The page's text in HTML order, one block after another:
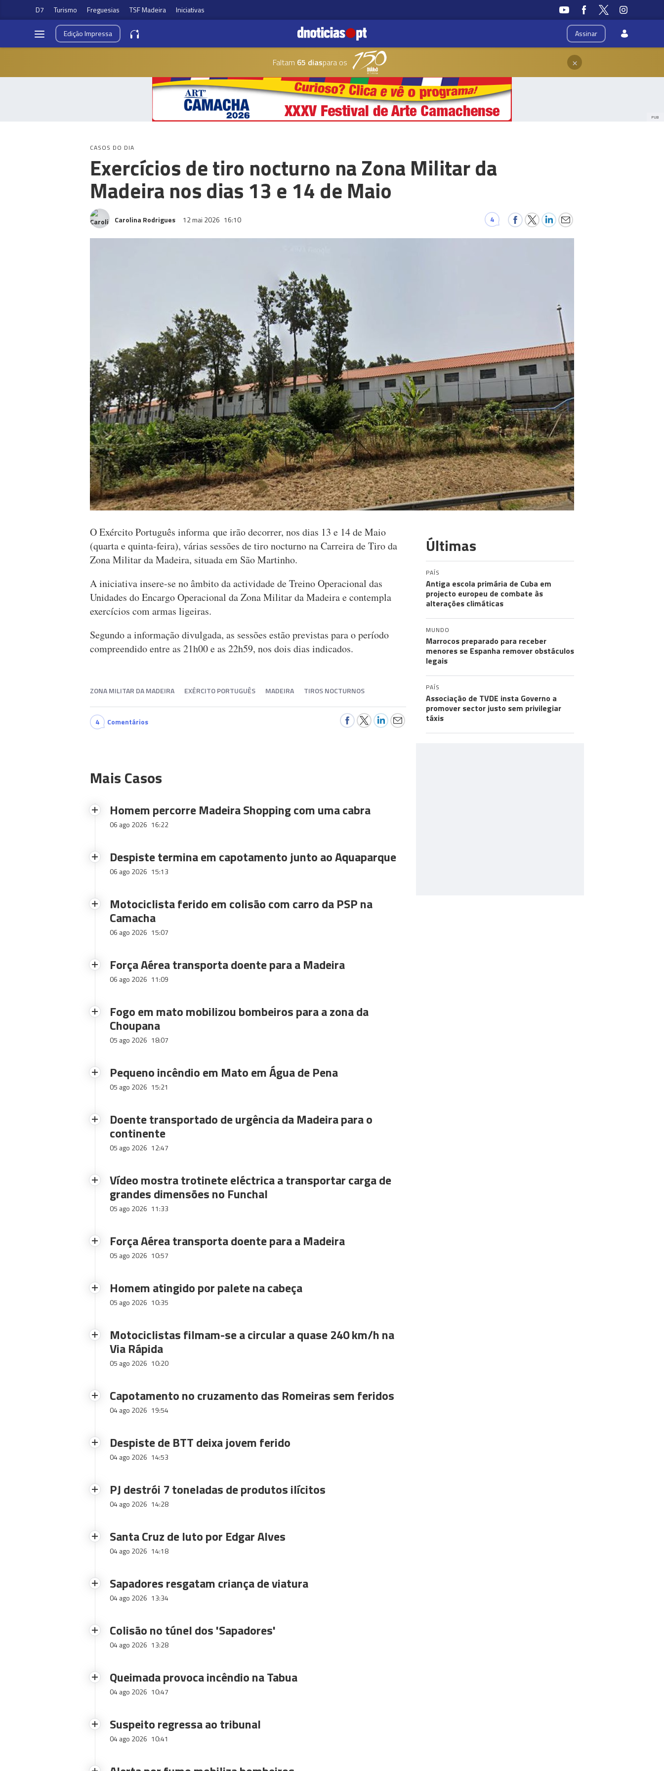
D7 Turismo Freguesias TSF Madeira Iniciativas
Assinar
EdiçãoImpressa
Faltam 65 diaspara os ×
PUB
CASOS DO DIA
Exercícios de tiro nocturno na Zona Militar da
Madeira nos dias 13 e 14 de Maio
Carolina Rodrigues 12 mai 2026 16:10 4
O Exército Português informa que irão decorrer, nos dias 13 e 14 de Maio
(quarta e quinta-feira), várias sessões de tiro nocturno na Carreira de Tiro da
Zona Militar da Madeira, situada em São Martinho.
A iniciativa insere-se no âmbito da actividade de Treino Operacional das
Unidades do Encargo Operacional da Zona Militar da Madeira e contempla
exercícios com armas ligeiras.
Segundo a informação divulgada, as sessões estão previstas para o período
compreendido entre as 21h00 e as 22h59, nos dois dias indicados.
ZONA MILITAR DA MADEIRA EXÉRCITO PORTUGUÊS MADEIRA TIROS NOCTURNOS
4 Comentários
Mais Casos
Homem percorre Madeira Shopping com uma cabra
06 ago 2026 16:22
Despiste termina em capotamento junto ao Aquaparque
06 ago 2026 15:13
Motociclista ferido em colisão com carro da PSP na
Camacha
06 ago 2026 15:07
Força Aérea transporta doente para a Madeira
06 ago 2026 11:09
Fogo em mato mobilizou bombeiros para a zona da
Choupana
05 ago 2026 18:07
Pequeno incêndio em Mato em Água de Pena
05 ago 2026 15:21
Doente transportado de urgência da Madeira para o
continente
05 ago 2026 12:47
Vídeo mostra trotinete eléctrica a transportar carga de
grandes dimensões no Funchal
05 ago 2026 11:33
Força Aérea transporta doente para a Madeira
05 ago 2026 10:57
Homem atingido por palete na cabeça
05 ago 2026 10:35
Motociclistas filmam-se a circular a quase 240 km/h na
Via Rápida
05 ago 2026 10:20
Capotamento no cruzamento das Romeiras sem feridos
04 ago 2026 19:54
Despiste de BTT deixa jovem ferido
04 ago 2026 14:53
PJ destrói 7 toneladas de produtos ilícitos
04 ago 2026 14:28
Santa Cruz de luto por Edgar Alves
04 ago 2026 14:18
Sapadores resgatam criança de viatura
04 ago 2026 13:34
Colisão no túnel dos 'Sapadores'
04 ago 2026 13:28
Queimada provoca incêndio na Tabua
04 ago 2026 10:47
Suspeito regressa ao tribunal
04 ago 2026 10:41
Últimas
PAÍS
Antiga escola primária de Cuba em
projecto europeu de combate às
alterações climáticas
MUNDO
Marrocos preparado para receber
menores se Espanha remover obstáculos
legais
PAÍS
Associação de TVDE insta Governo a
promover sector justo sem privilegiar
táxis